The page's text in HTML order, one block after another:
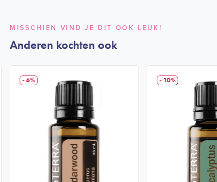
MISSCHIEN VIND JE DIT OOK LEUK!
Anderen kochten ook
- 6% - 10%